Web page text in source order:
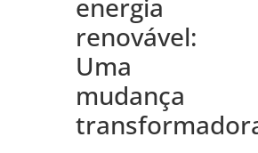
energia
renovável:
Uma
mudança